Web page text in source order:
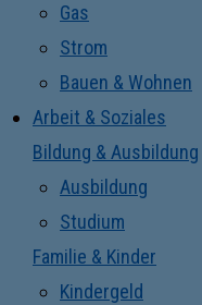
Gas
Strom
Bauen & Wohnen
Arbeit & Soziales
Bildung & Ausbildung
Ausbildung
Studium
Familie & Kinder
Kindergeld